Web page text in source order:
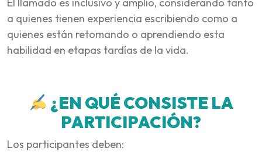
a quienes tienen experiencia escribiendo como a
quienes están retomando o aprendiendo esta
habilidad en etapas tardías de la vida.
¿EN QUÉ CONSISTE LA
PARTICIPACIÓN?
Los participantes deben: